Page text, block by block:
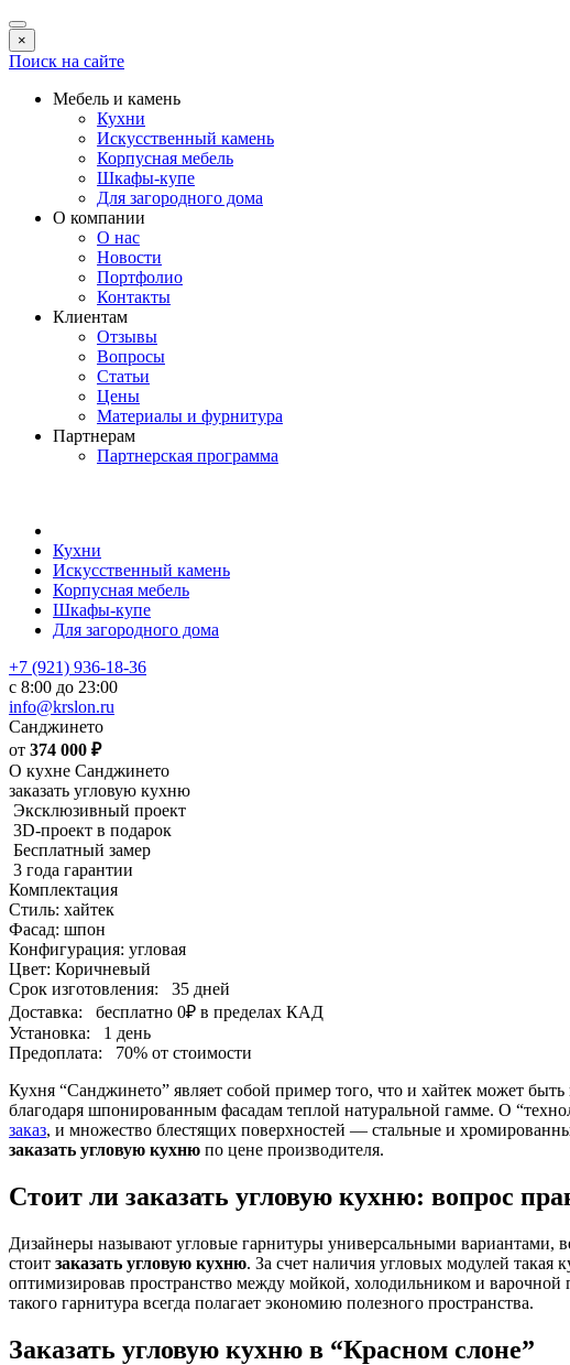
×
Поиск на сайте
Мебель и камень
Кухни
Искусственный камень
Корпусная мебель
Шкафы-купе
Для загородного дома
О компании
О нас
Новости
Портфолио
Контакты
Клиентам
Отзывы
Вопросы
Статьи
Цены
Материалы и фурнитура
Партнерам
Партнерская программа
Кухни
Искусственный камень
Корпусная мебель
Шкафы-купе
Для загородного дома
+7 (921) 936-18-36
с 8:00 до 23:00
info@krslon.ru
Санджинето
от 374 000 ₽
О кухне Санджинето
заказать угловую кухню
Эксклюзивный проект
3D-проект в подарок
Бесплатный замер
3 года гарантии
Комплектация
Стиль: хайтек
Фасад: шпон
Конфигурация: угловая
Цвет: Коричневый
Срок изготовления:
35 дней
Доставка:
бесплатно 0₽ в пределах КАД
Установка:
1 день
Предоплата:
70% от стоимости
Кухня “Санджинето” являет собой пример того, что и хайтек может
благодаря шпонированным фасадам теплой натуральной гамме. О
заказ, и множество блестящих поверхностей — стальные и
заказать угловую кухню по цене производителя.
Стоит ли заказать угловую кухню: вопрос
Дизайнеры называют угловые гарнитуры универсальными
стоит заказать угловую кухню. За счет наличия угловых модулей
оптимизировав пространство между мойкой, холодильником и
такого гарнитура всегда полагает экономию полезного пространства.
Заказать угловую кухню в “Красном слоне”